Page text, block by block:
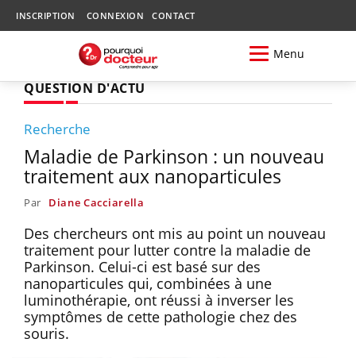
INSCRIPTION CONNEXION CONTACT
Menu
QUESTION D'ACTU
Recherche
Maladie de Parkinson : un nouveau
traitement aux nanoparticules
Par Diane Cacciarella
Des chercheurs ont mis au point un nouveau
traitement pour lutter contre la maladie de
Parkinson. Celui-ci est basé sur des
nanoparticules qui, combinées à une
luminothérapie, ont réussi à inverser les
symptômes de cette pathologie chez des
souris.